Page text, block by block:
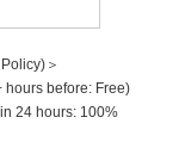
＞
hours before: Free)
24 hours: 100%